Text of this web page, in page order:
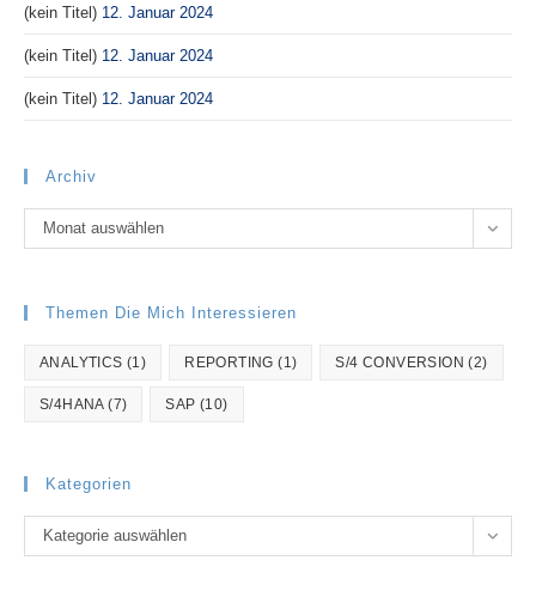
(kein Titel) 12. Januar 2024
(kein Titel) 12. Januar 2024
(kein Titel) 12. Januar 2024
Archiv
Archiv
Monat auswählen
Themen Die Mich Interessieren
ANALYTICS (1) REPORTING (1) S/4 CONVERSION (2)
S/4HANA(7) SAP (10)
Kategorien
Kategorien
Kategorie auswählen